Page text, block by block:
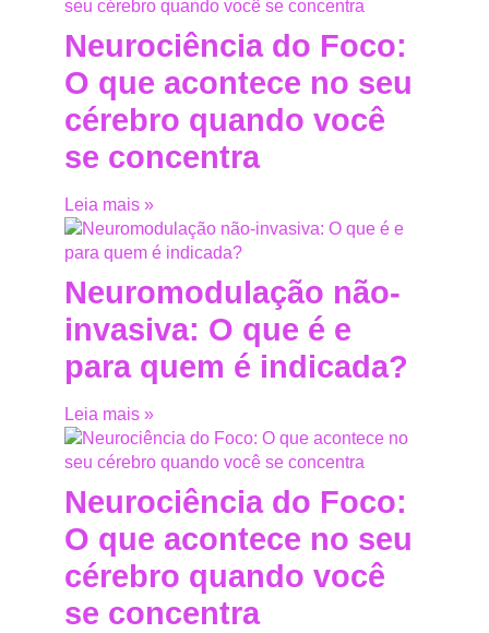
Neurociência do Foco:
O que acontece no seu
cérebro quando você
se concentra
Leia mais »
Neuromodulação não-
invasiva: O que é e
para quem é indicada?
Leia mais »
Neurociência do Foco:
O que acontece no seu
cérebro quando você
se concentra